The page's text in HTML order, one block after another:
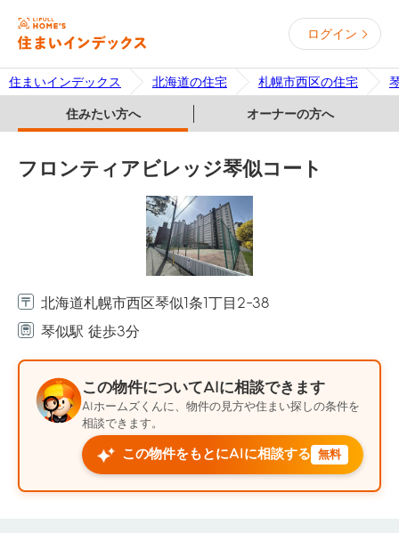
ログイン
住まいインデックス 北海道の住宅 札幌市西区の住宅
住みたい方へ オーナーの方へ
フロンティアビレッジ琴似コート
北海道札幌市西区琴似1条1丁目2-38
琴似駅 徒歩3分
この物件についてAIに相談できます
AIホームズくんに、物件の見方や住まい探しの条件を
相談できます。
この物件をもとにAIに相談する 無料